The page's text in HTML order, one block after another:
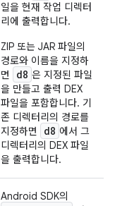
일을 현재 작업 디렉터
리에 출력합니다.
ZIP 또는 JAR 파일의
경로와 이름을 지정하
면
d8 은 지정된 파일
을 만들고 출력 DEX
파일을 포함합니다. 기
존 디렉터리의 경로를
지정하면
d8 에서 그
디렉터리의 DEX 파일
을 출력합니다.
Android SDK의